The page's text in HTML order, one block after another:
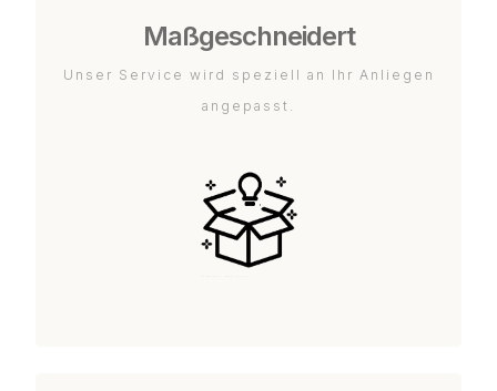
Maßgeschneidert
Unser Service wird speziell an Ihr Anliegen
angepasst.